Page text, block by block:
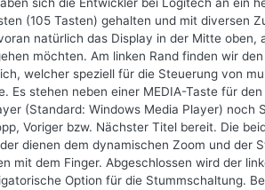
sich die Entwickler bei Logitech an ein
(105 Tasten) gehalten und mit diversen
natürlich das Display in der Mitte oben,
möchten. Am linken Rand finden wir
welcher speziell für die Steuerung von
Es stehen neben einer MEDIA-Taste für
(Standard: Windows Media Player) noch
Voriger bzw. Nächster Titel bereit. Die
dienen dem dynamischen Zoom und der
mit dem Finger. Abgeschlossen wird der
Option für die Stummschaltung.